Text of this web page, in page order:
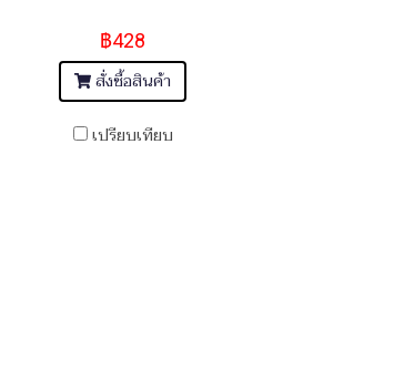
฿428
สั่งซื้อสินค้า
เปรียบเทียบ